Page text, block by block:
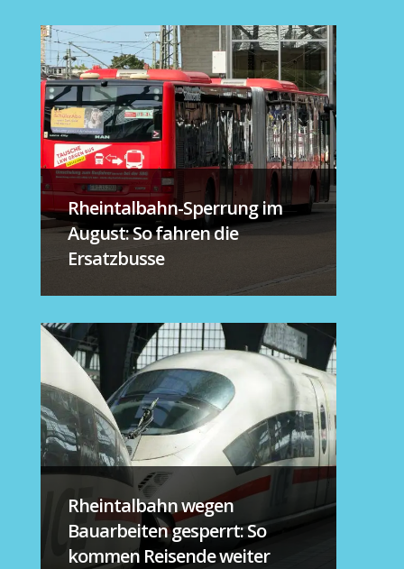
Rheintalbahn-Sperrung im
August: So fahren die
Ersatzbusse
Rheintalbahn wegen
Bauarbeiten gesperrt: So
kommen Reisende weiter